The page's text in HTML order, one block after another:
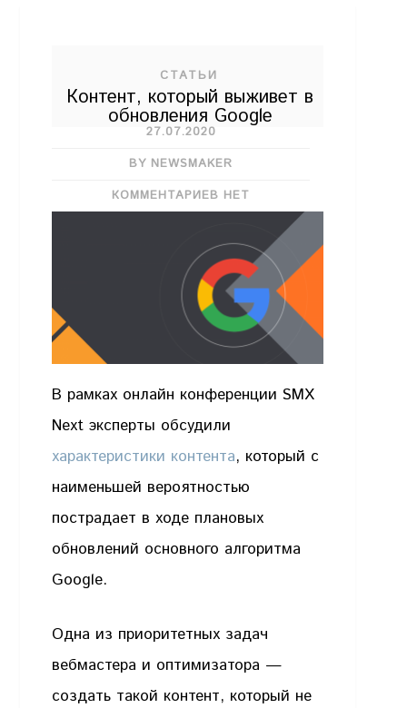
СТАТЬИ
Контент, который выживет в
обновления Google
27.07.2020
BY NEWSMAKER
КОММЕНТАРИЕВ НЕТ
В рамках онлайн конференции SMX
Next эксперты обсудили
характеристики контента, который с
наименьшей вероятностью
пострадает в ходе плановых
обновлений основного алгоритма
Google.
Одна из приоритетных задач
вебмастера и оптимизатора —
создать такой контент, который не